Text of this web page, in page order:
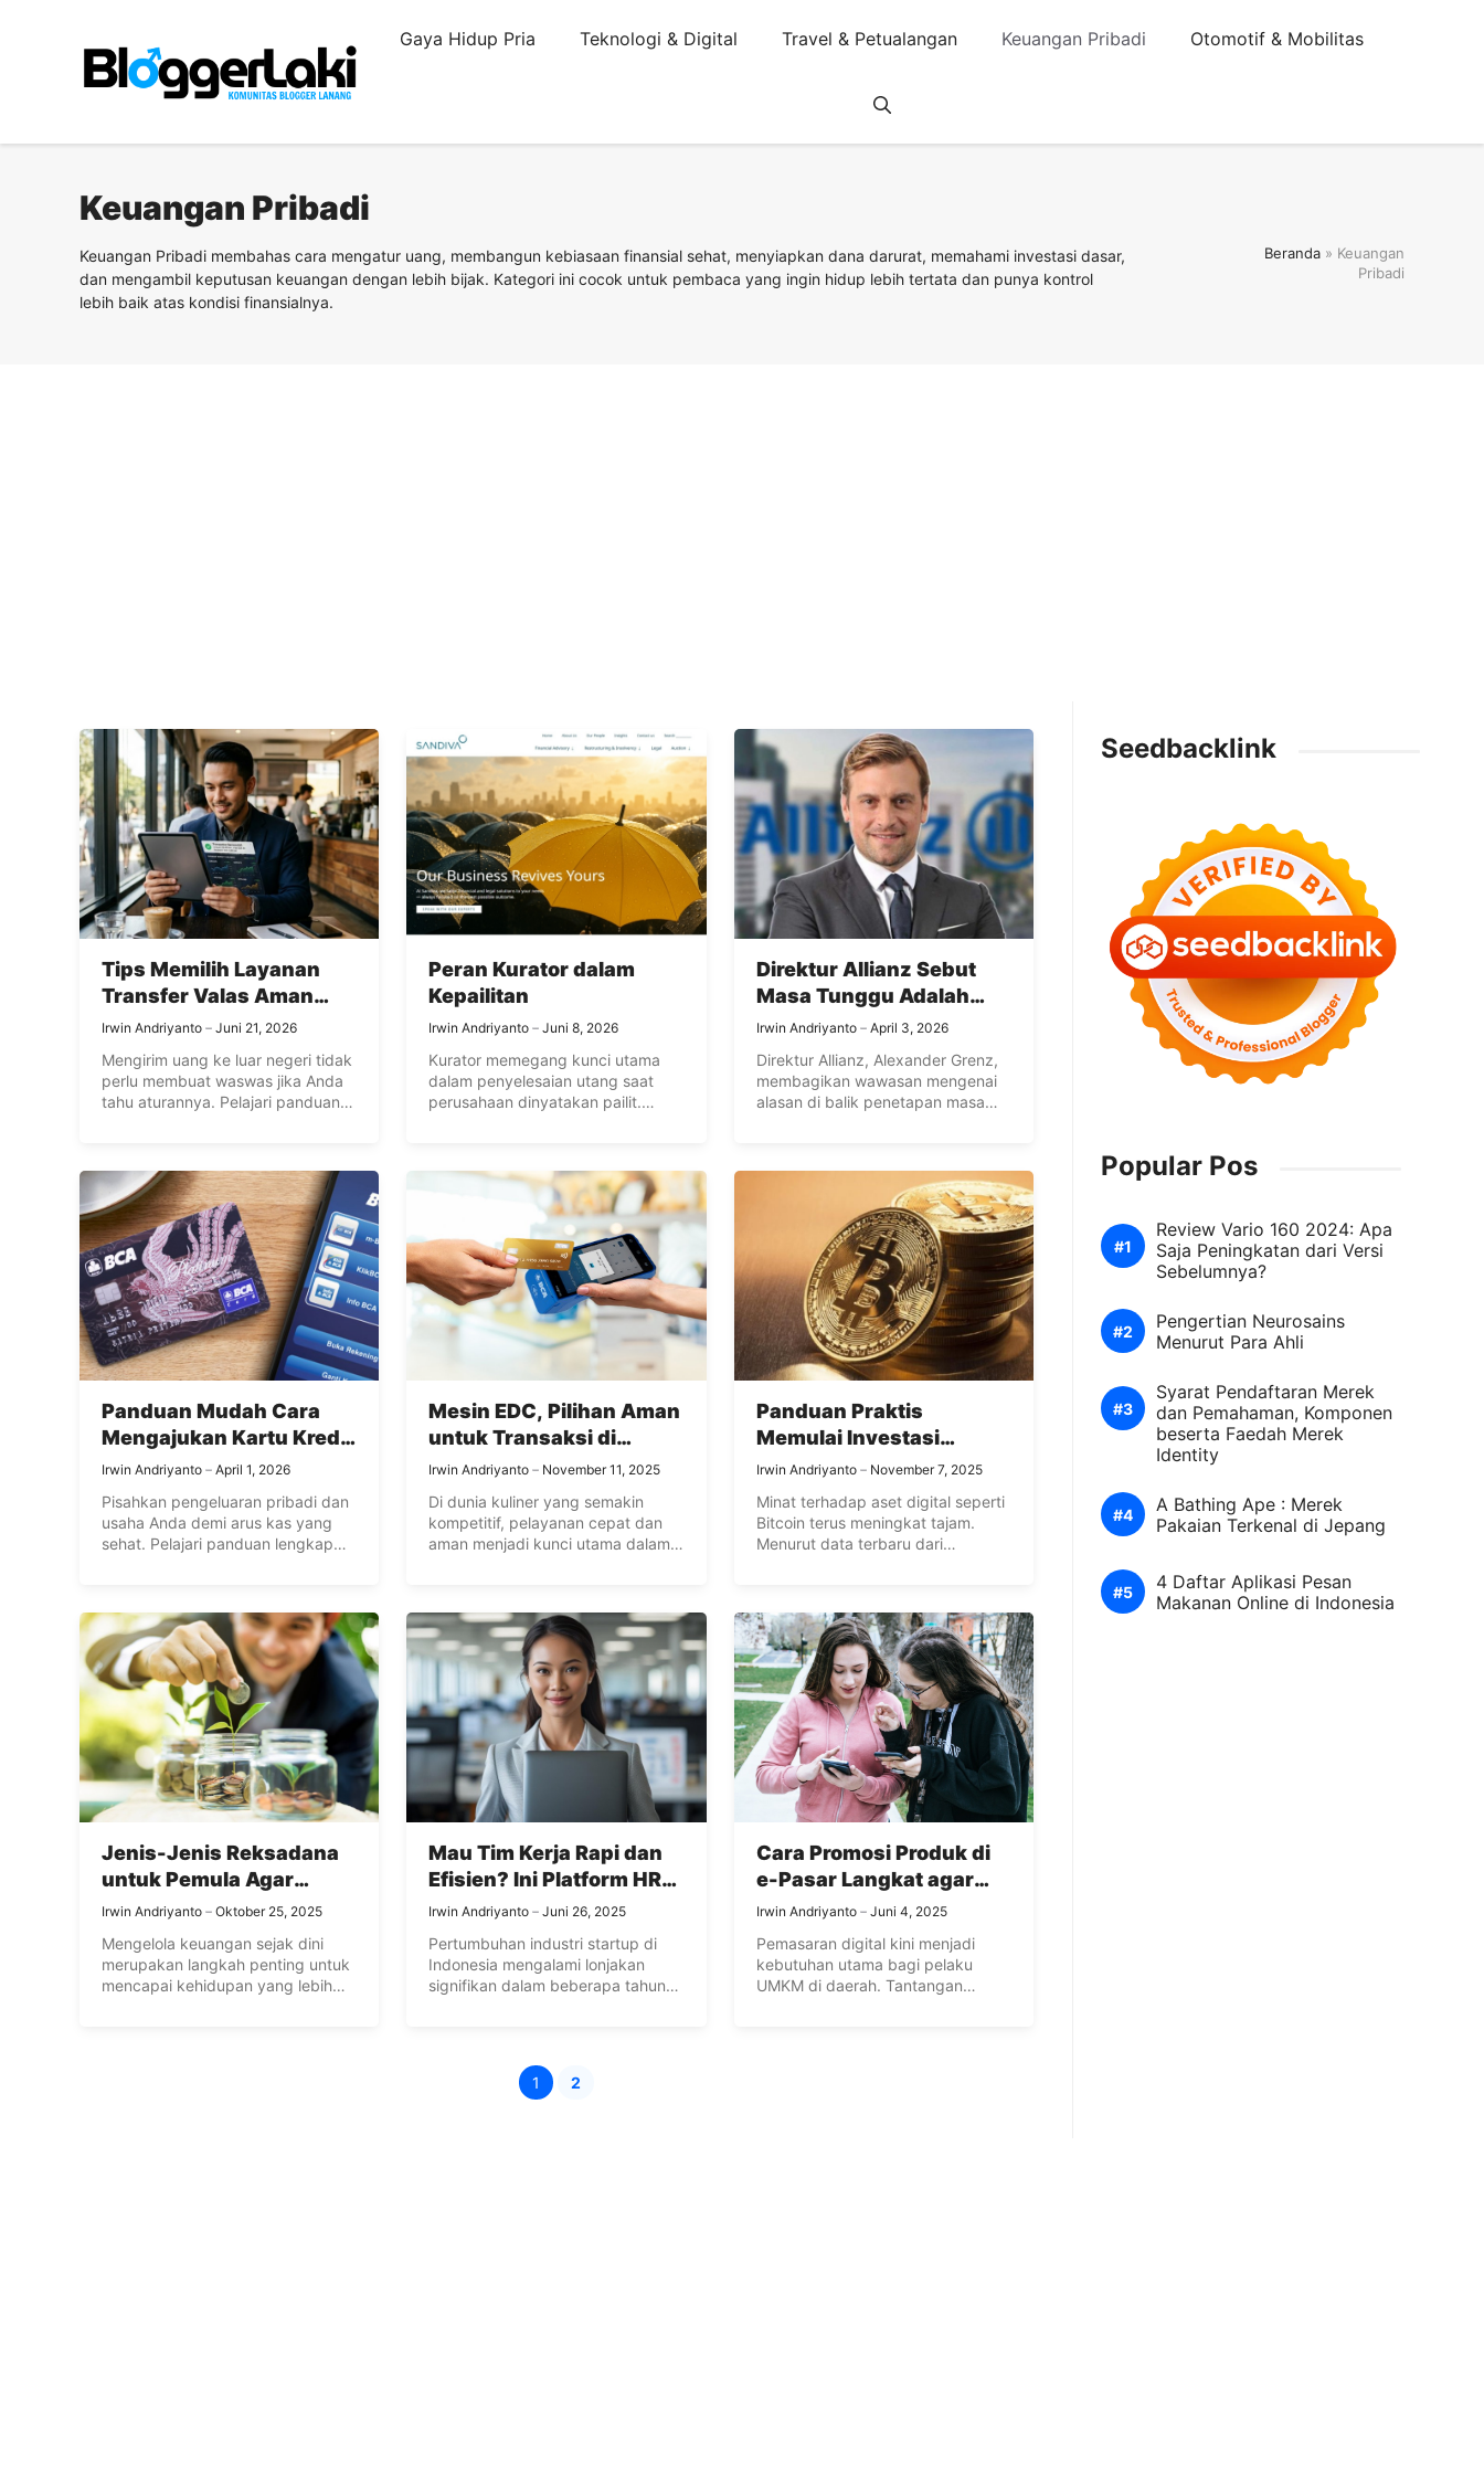
Gaya Hidup Pria Teknologi & Digital Travel & Petualangan Keuangan Pribadi Otomotif & Mobilitas
Keuangan Pribadi
Keuangan Pribadi membahas cara mengatur uang, membangun kebiasaan finansial sehat, menyiapkan dana darurat, memahami investasi dasar,
dan mengambil keputusan keuangan dengan lebih bijak. Kategori ini cocok untuk pembaca yang ingin hidup lebih tertata dan punya kontrol
lebih baik atas kondisi finansialnya.
Beranda » Keuangan
Pribadi
Tips Memilih Layanan
Transfer Valas Aman
untuk Pemula
Irwin Andriyanto Juni 21, 2026
Mengirim uang ke luar negeri tidak
perlu membuat waswas jika Anda
tahu aturannya. Pelajari panduan
berizin resmi.
Peran Kurator dalam
Kepailitan
Irwin Andriyanto Juni 8, 2026
Kurator memegang kunci utama
dalam penyelesaian utang saat
perusahaan dinyatakan pailit.
kreditur, hingga menjaga nilai aset
demi tercapainya keadilan bagi
Direktur Allianz Sebut
Masa Tunggu Adalah
Bagian Penting dari
Perlindungan
Irwin Andriyanto April 3, 2026
Direktur Allianz, Alexander Grenz,
membagikan wawasan mengenai
alasan di balik penetapan masa
berjalan lancar dan perlindungan
finansial keluarga dapat bekerja
secara optimal.
Panduan Mudah Cara
Mengajukan Kartu Kredit
untuk Kebutuhan Bisnis
Irwin Andriyanto April 1, 2026
Pisahkan pengeluaran pribadi dan
usaha Anda demi arus kas yang
sehat. Pelajari panduan lengkap
limit, hingga kemudahan apply
online secara praktis melalui BCA.
Mesin EDC, Pilihan Aman
untuk Transaksi di
Restoran
Irwin Andriyanto November 11, 2025
Di dunia kuliner yang semakin
kompetitif, pelayanan cepat dan
aman menjadi kunci utama dalam
Panduan Praktis
Memulai Investasi
Bitcoin untuk Pemula:
Langkah Aman di Dunia
Crypto
Irwin Andriyanto November 7, 2025
Minat terhadap aset digital seperti
Bitcoin terus meningkat tajam.
Menurut data terbaru dari
Jenis-Jenis Reksadana
untuk Pemula Agar
Finansial Lebih Baik
Irwin Andriyanto Oktober 25, 2025
Mengelola keuangan sejak dini
merupakan langkah penting untuk
mencapai kehidupan yang lebih
Mau Tim Kerja Rapi dan
Efisien? Ini Platform HR
yang Dipakai Banyak
Startup!
Irwin Andriyanto Juni 26, 2025
Pertumbuhan industri startup di
Indonesia mengalami lonjakan
signifikan dalam beberapa tahun
Cara Promosi Produk di
e-Pasar Langkat agar
Cepat Laku dan Viral
Irwin Andriyanto Juni 4, 2025
Pemasaran digital kini menjadi
kebutuhan utama bagi pelaku
UMKM di daerah. Tantangan
Halaman
1 2
Seedbacklink
Popular Pos
Review Vario 160 2024: Apa
Saja Peningkatan dari Versi
Sebelumnya?
Pengertian Neurosains
Menurut Para Ahli
Syarat Pendaftaran Merek
dan Pemahaman, Komponen
beserta Faedah Merek
Identity
A Bathing Ape : Merek
Pakaian Terkenal di Jepang
4 Daftar Aplikasi Pesan
Makanan Online di Indonesia